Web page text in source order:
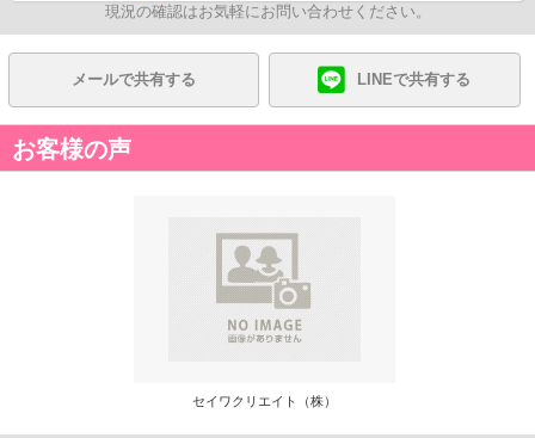
現況の確認はお気軽にお問い合わせください。
メールで共有する LINEで共有する
お客様の声
セイワクリエイト（株）